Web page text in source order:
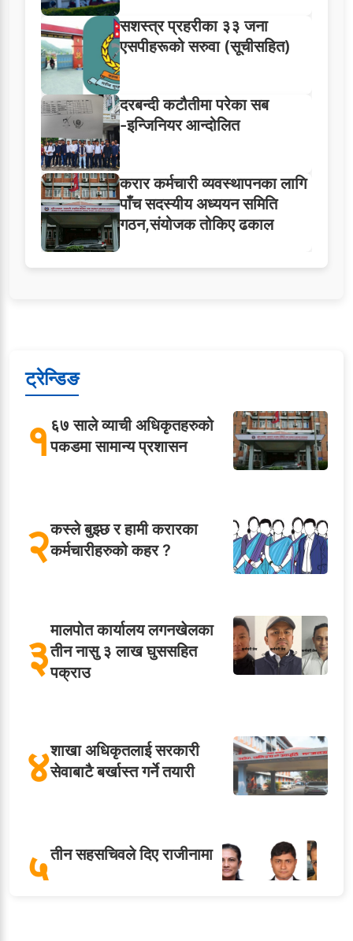
सशस्त्र प्रहरीका ३३ जना
एसपीहरूको सरुवा (सूचीसहित)
दरबन्दी कटौतीमा परेका सब
-इन्जिनियर आन्दोलित
करार कर्मचारी व्यवस्थापनका लागि
पाँच सदस्यीय अध्ययन समिति
गठन,संयोजक तोकिए ढकाल
ट्रेन्डिङ
१६७ साले व्याची अधिकृतहरुको
पकडमा सामान्य प्रशासन
२कस्ले बुझ्छ र हामी करारका
कर्मचारीहरुको कहर ?
३मालपोत कार्यालय लगनखेलका
तीन नासु ३ लाख घुससहित
पक्राउ
४शाखा अधिकृतलाई सरकारी
सेवाबाटै बर्खास्त गर्ने तयारी
५तीन सहसचिवले दिए राजीनामा